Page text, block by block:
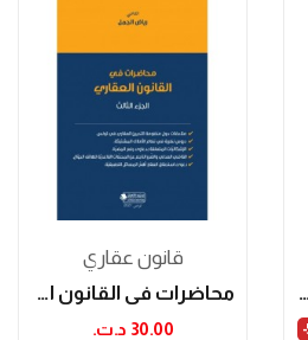
قانون عقاري
محاضرات في القانون العقاري الجزء الثالث
30.00 د.ت.‏
Droit Civil - Les